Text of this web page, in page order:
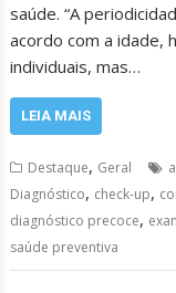
saúde. “A
acordo com a idade,
individuais, mas…
LEIA MAIS
Destaque, Geral
Diagnóstico, check-up,
diagnóstico precoce,
saúde preventiva